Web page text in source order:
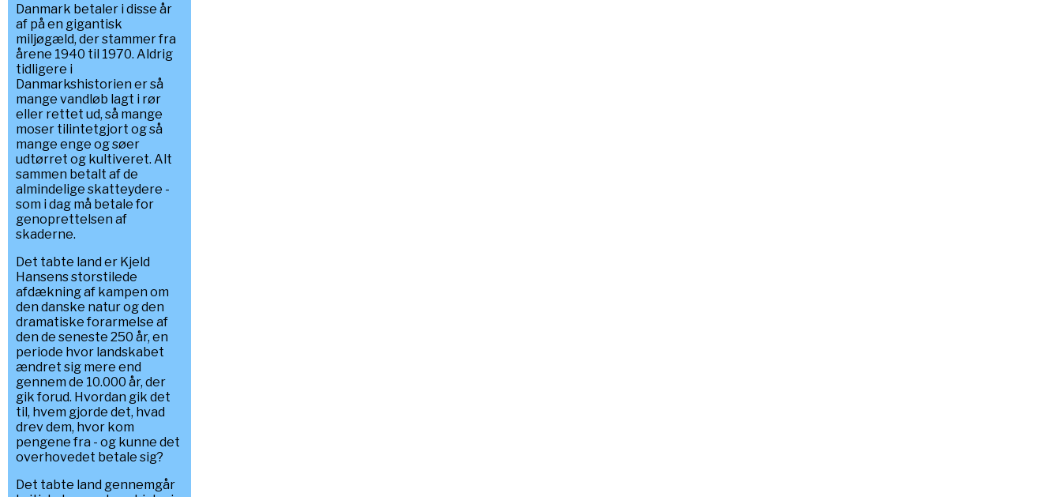
Danmark betaler i disse år
af på en gigantisk
miljøgæld, der stammer fra
årene 1940 til 1970. Aldrig
tidligere i
Danmarkshistorien er så
mange vandløb lagt i rør
eller rettet ud, så mange
moser tilintetgjort og så
mange enge og søer
udtørret og kultiveret. Alt
sammen betalt af de
almindelige skatteydere -
som i dag må betale for
genoprettelsen af
skaderne.
Det tabte land er Kjeld
Hansens storstilede
afdækning af kampen om
den danske natur og den
dramatiske forarmelse af
den de seneste 250 år, en
periode hvor landskabet
ændret sig mere end
gennem de 10.000 år, der
gik forud. Hvordan gik det
til, hvem gjorde det, hvad
drev dem, hvor kom
pengene fra - og kunne det
overhovedet betale sig?
Det tabte land gennemgår